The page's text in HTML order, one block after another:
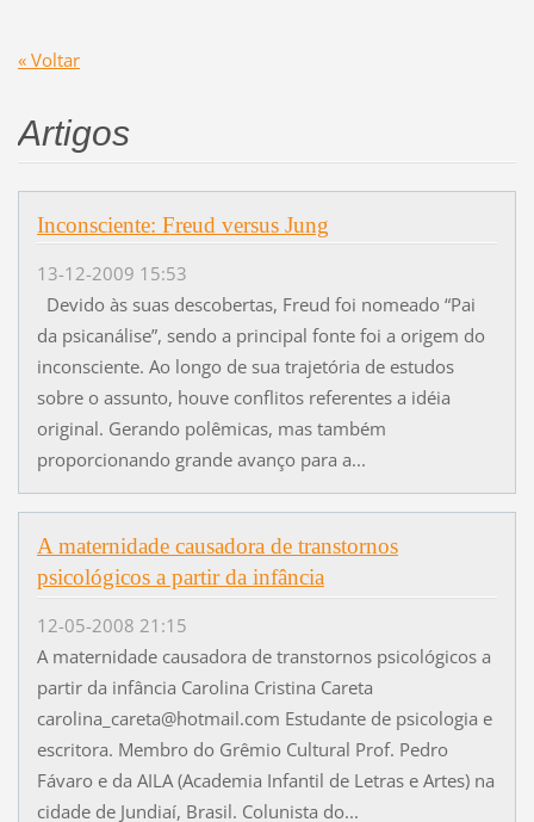
« Voltar
Artigos
Inconsciente: Freud versus Jung
13-12-2009 15:53
Devido às suas descobertas, Freud foi nomeado “Pai
da psicanálise”, sendo a principal fonte foi a origem do
inconsciente. Ao longo de sua trajetória de estudos
sobre o assunto, houve conflitos referentes a idéia
original. Gerando polêmicas, mas também
proporcionando grande avanço para a...
A maternidade causadora de transtornos
psicológicos a partir da infância
12-05-2008 21:15
A maternidade causadora de transtornos psicológicos a
partir da infância Carolina Cristina Careta
carolina_careta@hotmail.com Estudante de psicologia e
escritora. Membro do Grêmio Cultural Prof. Pedro
Fávaro e da AILA (Academia Infantil de Letras e Artes) na
cidade de Jundiaí, Brasil. Colunista do...